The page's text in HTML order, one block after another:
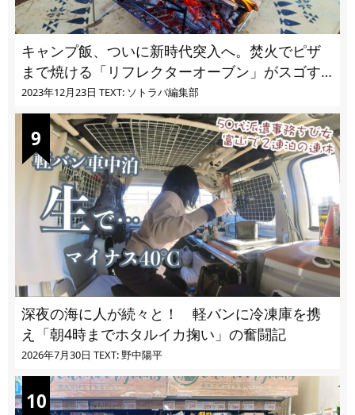
キャンプ飯、ついに新時代突入へ。焚火でピザ
まで焼ける「リフレクターオーブン」がスゴす
ぎる
2023年12月23日 TEXT: ソトラバ編集部
深夜の海に人が続々と！ 軽バンに冷凍庫を携
え「朝4時までホタルイカ掬い」の奮闘記
2026年7月30日 TEXT: 野中陽平